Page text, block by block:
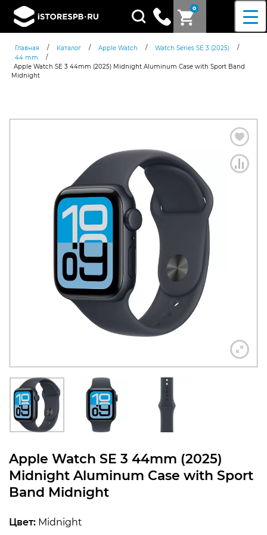
0
Поиск
товаров
Главная / Каталог / Apple Watch / Watch Series SE 3 (2025)
/
44 mm
/
Apple Watch SE 3 44mm (2025) Midnight Aluminum Case with Sport Band
Midnight
Apple Watch SE 3 44mm (2025)
Midnight Aluminum Case with Sport
Band Midnight
Цвет: Midnight
Согласен c политикой
конфиденциальности
+7 812 318-40-14
(c 10:00 до 21:00, без
выходных)